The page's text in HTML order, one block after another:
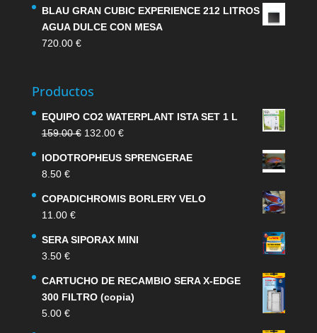
BLAU GRAN CUBIC EXPERIENCE 212 LITROS
AGUA DULCE CON MESA
720.00 €
Productos
EQUIPO CO2 WATERPLANT ISTA SET 1 L
159.00€ El
original
159.00 €.
132.00 €El
actual
132.00 €.
IODOTROPHEUS SPRENGERAE
8.50 €
COPADICHROMIS BORLERY VELO
11.00 €
SERA SIPORAX MINI
3.50 €
CARTUCHO DE RECAMBIO SERA X-EDGE
300 FILTRO (copia)
5.00 €